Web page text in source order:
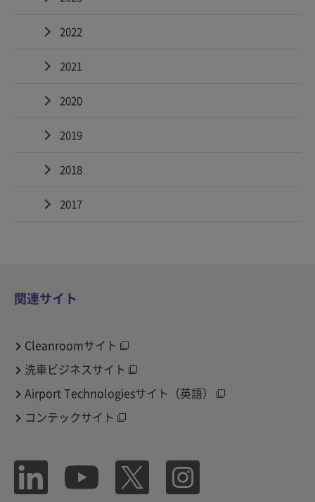
2022
2021
2020
2019
2018
2017
関連サイト
Cleanroomサイト
洗車ビジネスサイト
Airport Technologiesサイト（英語）
コンテックサイト